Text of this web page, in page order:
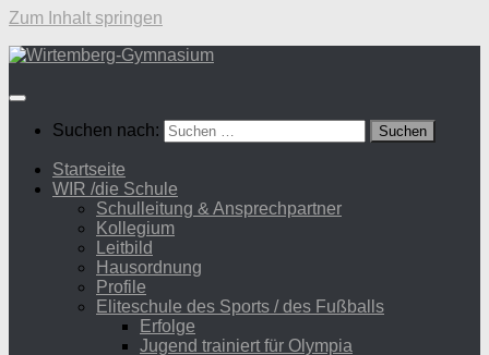
Zum Inhalt springen
Suchen nach:
Startseite
WIR /die Schule
Schulleitung & Ansprechpartner
Kollegium
Leitbild
Hausordnung
Profile
Eliteschule des Sports / des Fußballs
Erfolge
Jugend trainiert für Olympia